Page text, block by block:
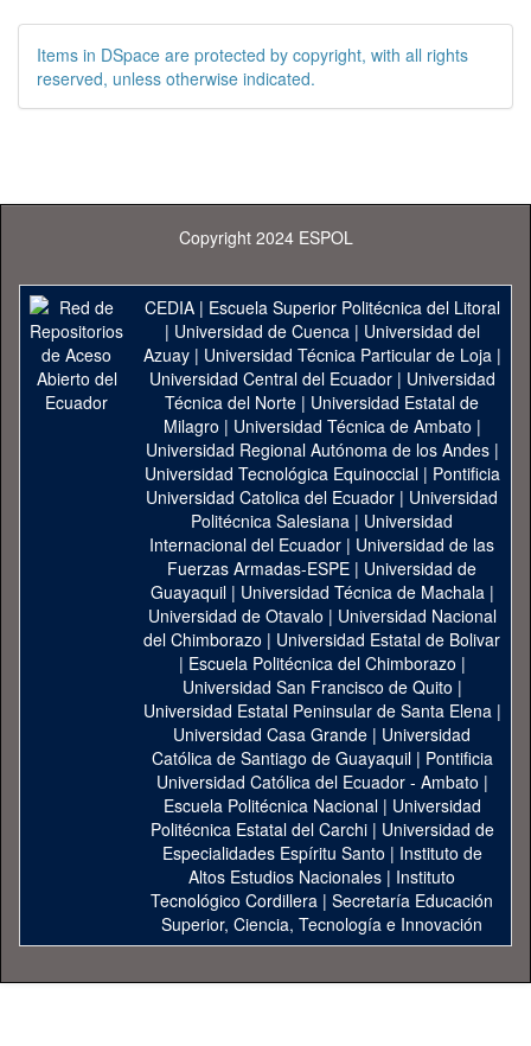
Items in DSpace are protected by copyright, with all rights
reserved, unless otherwise indicated.
Copyright 2024 ESPOL
CEDIA| Escuela Superior Politécnica del Litoral
| Universidad de Cuenca| Universidad del
Azuay| Universidad Técnica Particular de Loja|
Universidad Central del Ecuador| Universidad
Técnica del Norte | Universidad Estatal de
Milagro | Universidad Técnica de Ambato |
Universidad Regional Autónoma de los Andes|
Universidad Tecnológica Equinoccial| Pontificia
Universidad Catolica del Ecuador | Universidad
Politécnica Salesiana | Universidad
Internacional del Ecuador | Universidad de las
Fuerzas Armadas-ESPE | Universidad de
Guayaquil| Universidad Técnica de Machala|
Universidad de Otavalo | Universidad Nacional
del Chimborazo | Universidad Estatal de Bolivar
| Escuela Politécnica del Chimborazo |
Universidad San Francisco de Quito |
Universidad Estatal Peninsular de Santa Elena|
Universidad Casa Grande | Universidad
Católica de Santiago de Guayaquil| Pontificia
Universidad Católica del Ecuador - Ambato |
Escuela Politécnica Nacional| Universidad
Politécnica Estatal del Carchi| Universidad de
Especialidades Espíritu Santo | Instituto de
Altos Estudios Nacionales | Instituto
Tecnológico Cordillera | Secretaría Educación
Superior, Ciencia, Tecnología e Innovación